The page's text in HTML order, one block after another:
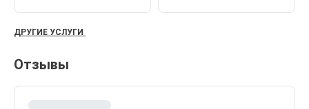
ДРУГИЕ УСЛУГИ
Отзывы